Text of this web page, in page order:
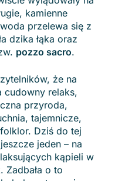
kamienne
przelewa się z
dzika łąka oraz
pozzo sacro.
że na
cudowny relaks,
przyroda,
tajemnicze,
Dziś do tej
jeden – na
kąpieli w
Zadbała o to